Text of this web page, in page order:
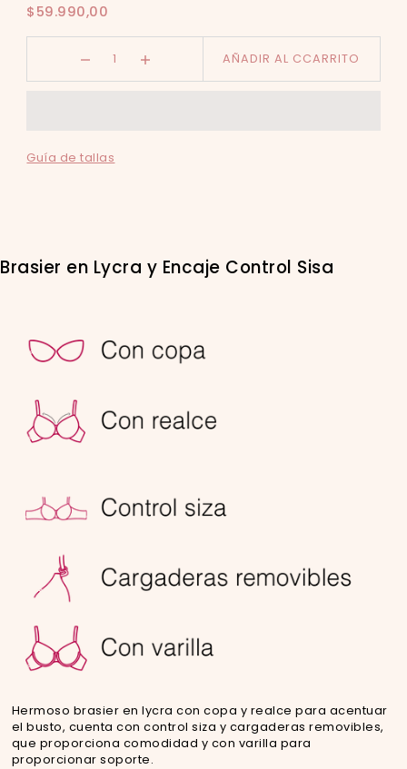
$59.990,00
AÑADIR AL CCARRITO
Guía de tallas
Brasier en Lycra y Encaje Control Sisa
Hermoso brasier en lycra con copa y realce para acentuar
el busto, cuenta con control siza y cargaderas removibles,
que proporciona comodidad y con varilla para
proporcionar soporte.